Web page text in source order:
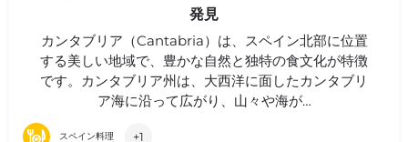
発見
カンタブリア（Cantabria）は、スペイン北部に位置
する美しい地域で、豊かな自然と独特の食文化が特徴
です。カンタブリア州は、大西洋に面したカンタブリ
ア海に沿って広がり、山々や海が…
スペイン料理 +1